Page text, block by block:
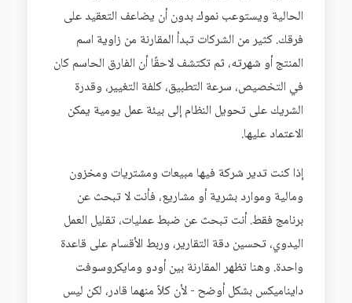
الحالية ويستوعب نموك بدون أن يضاعف التعقيد على
فرقك. كثير من الشركات تبدأ المقارنة من زاوية اسم
المنتج أو شهرته، ثم تكتشف لاحقًا أن الفارق الحاسم كان
في التخصيص، سرعة التطبيق، كلفة التغيير، وقدرة
الشريك على تحويل النظام إلى بيئة عمل يومية يمكن
الاعتماد عليها.
إذا كنت تدير شركة فيها مبيعات ومشتريات ومخزون
ومالية وموارد بشرية أو مشاريع، فأنت لا تبحث عن
برنامج فقط. أنت تبحث عن ضبط عمليات، تقليل العمل
اليدوي، تحسين دقة التقارير، وربط الأقسام على قاعدة
واحدة. وهنا تظهر المقارنة بين أودو ومايكروسوفت
دايناميكس بشكل أوضح - لأن كلاً منهما قادر، لكن ليس